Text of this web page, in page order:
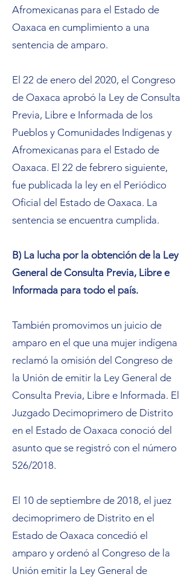
Afromexicanas para el Estado de
Oaxaca en cumplimiento a una
sentencia de amparo.
El 22 de enero del 2020, el Congreso
de Oaxaca aprobó la Ley de Consulta
Previa, Libre e Informada de los
Pueblos y Comunidades Indígenas y
Afromexicanas para el Estado de
Oaxaca. El 22 de febrero siguiente,
fue publicada la ley en el Periódico
Oficial del Estado de Oaxaca. La
sentencia se encuentra cumplida.
B) La lucha por la obtención de la Ley
General de Consulta Previa, Libre e
Informada para todo el país.
También promovimos un juicio de
amparo en el que una mujer indígena
reclamó la omisión del Congreso de
la Unión de emitir la Ley General de
Consulta Previa, Libre e Informada. El
Juzgado Decimoprimero de Distrito
en el Estado de Oaxaca conoció del
asunto que se registró con el número
526/2018.
El 10 de septiembre de 2018, el juez
decimoprimero de Distrito en el
Estado de Oaxaca concedió el
amparo y ordenó al Congreso de la
Unión emitir la Ley General de